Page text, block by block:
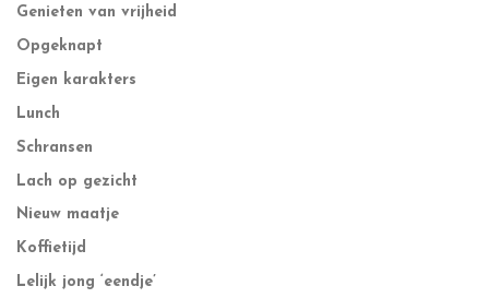
Genieten van vrijheid
Opgeknapt
Eigen karakters
Lunch
Schransen
Lach op gezicht
Nieuw maatje
Koffietijd
Lelijk jong ‘eendje’